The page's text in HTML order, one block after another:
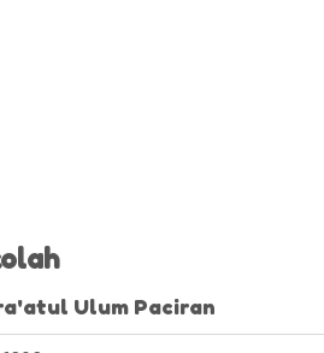
Ulum Paciran